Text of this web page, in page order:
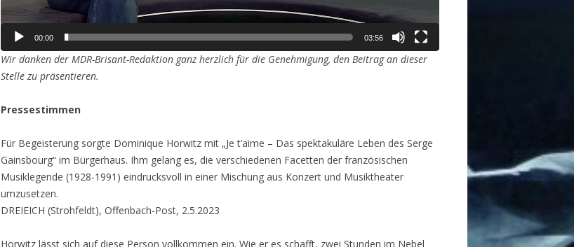
00:00 03:56
Wir danken der MDR-Brisant-Redaktion ganz herzlich für die Genehmigung, den Beitrag an dieser
Stelle zu präsentieren.
Pressestimmen
Für Begeisterung sorgte Dominique Horwitz mit „Je t’aime – Das spektakuläre Leben des Serge
Gainsbourg“ im Bürgerhaus. Ihm gelang es, die verschiedenen Facetten der französischen
Musiklegende (1928-1991) eindrucksvoll in einer Mischung aus Konzert und Musiktheater
umzusetzen.
DREIEICH (Strohfeldt), Offenbach-Post, 2.5.2023
Horwitz lässt sich auf diese Person vollkommen ein. Wie er es schafft, zwei Stunden im Nebel